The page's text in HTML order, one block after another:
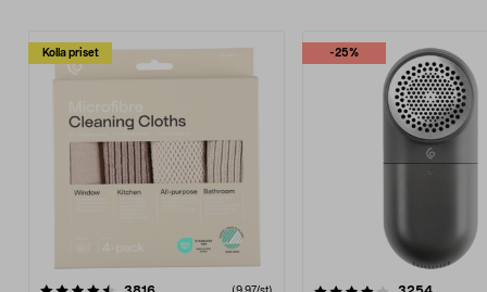
Kolla priset -25%